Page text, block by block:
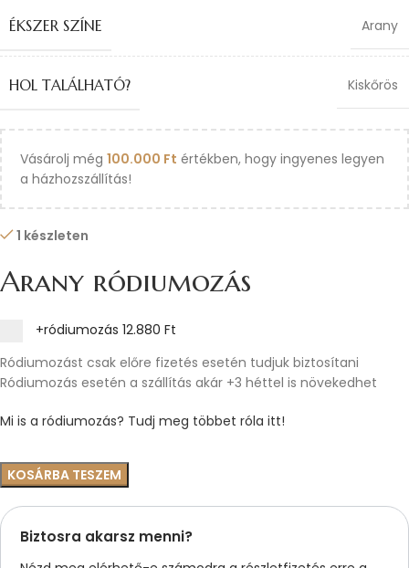
ÉKSZER SZÍNE Arany
HOL TALÁLHATÓ? Kiskőrös
Vásárolj még 100.000 Ft értékben, hogy ingyenes legyen
a házhozszállítás!
1 készleten
Arany ródiumozás
+ródiumozás 12.880 Ft
Ródiumozást csak előre fizetés esetén tudjuk biztosítani
Ródiumozás esetén a szállítás akár +3 héttel is növekedhet
Mi is a ródiumozás? Tudj meg többet róla itt!
KOSÁRBA TESZEM
Biztosra akarsz menni?